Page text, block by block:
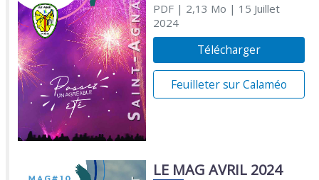
PDF| 2,13 Mo | 15 Juillet
2024
Télécharger
Feuilleter sur Calaméo
LE MAG AVRIL 2024